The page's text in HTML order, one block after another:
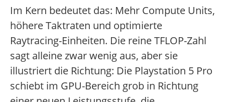
Im Kern bedeutet das: Mehr Compute Units,
höhere Taktraten und optimierte
Raytracing-Einheiten. Die reine TFLOP-Zahl
sagt alleine zwar wenig aus, aber sie
illustriert die Richtung: Die Playstation 5 Pro
schiebt im GPU-Bereich grob in Richtung